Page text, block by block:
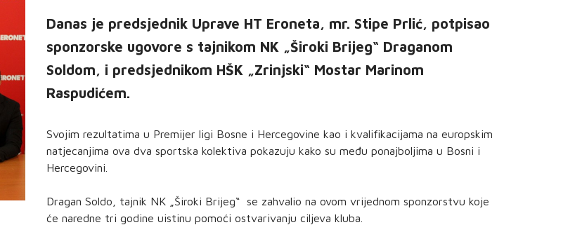
Danas je predsjednik Uprave HT Eroneta, mr. Stipe Prlić, potpisao
sponzorske ugovore s tajnikom NK „Široki Brijeg“ Draganom
Soldom, i predsjednikom HŠK „Zrinjski“ Mostar Marinom
Raspudićem.
Svojim rezultatima u Premijer ligi Bosne i Hercegovine kao i kvalifikacijama na europskim
natjecanjima ova dva sportska kolektiva pokazuju kako su među ponajboljima u Bosni i
Hercegovini.
Dragan Soldo, tajnik NK „Široki Brijeg“ se zahvalio na ovom vrijednom sponzorstvu koje
će naredne tri godine uistinu pomoći ostvarivanju ciljeva kluba.